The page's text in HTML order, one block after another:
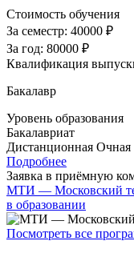
Стоимость обучения
За семестр: 40000 ₽
За год: 80000 ₽
Квалификация
Бакалавр
Уровень образования
Бакалавриат
Дистанционная Очная
Подробнее
Заявка в приёмную
МТИ — Московский
в образовании
Посмотреть все